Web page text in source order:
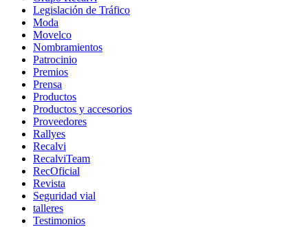
Legislación de Tráfico
Moda
Movelco
Nombramientos
Patrocinio
Premios
Prensa
Productos
Productos y accesorios
Proveedores
Rallyes
Recalvi
RecalviTeam
RecOficial
Revista
Seguridad vial
talleres
Testimonios